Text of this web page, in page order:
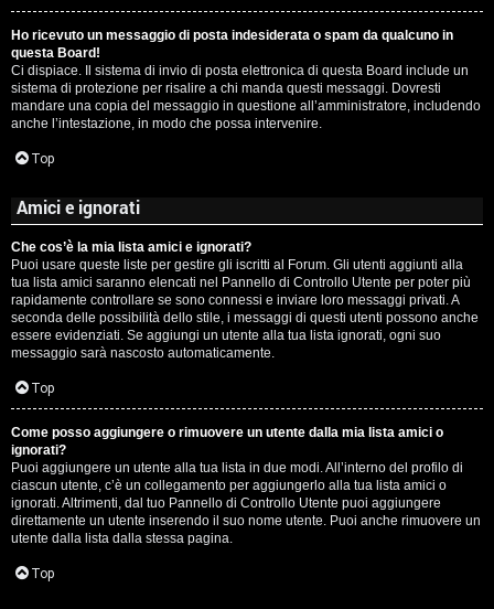
Ho ricevuto un messaggio di posta indesiderata o spam da qualcuno in
questa Board!
Ci dispiace. Il sistema di invio di posta elettronica di questa Board include un
sistema di protezione per risalire a chi manda questi messaggi. Dovresti
mandare una copia del messaggio in questione all’amministratore, includendo
anche l’intestazione, in modo che possa intervenire.
Top
Amici e ignorati
Che cos’è la mia lista amici e ignorati?
Puoi usare queste liste per gestire gli iscritti al Forum. Gli utenti aggiunti alla
tua lista amici saranno elencati nel Pannello di Controllo Utente per poter più
rapidamente controllare se sono connessi e inviare loro messaggi privati. A
seconda delle possibilità dello stile, i messaggi di questi utenti possono anche
essere evidenziati. Se aggiungi un utente alla tua lista ignorati, ogni suo
messaggio sarà nascosto automaticamente.
Top
Come posso aggiungere o rimuovere un utente dalla mia lista amici o
ignorati?
Puoi aggiungere un utente alla tua lista in due modi. All’interno del profilo di
ciascun utente, c’è un collegamento per aggiungerlo alla tua lista amici o
ignorati. Altrimenti, dal tuo Pannello di Controllo Utente puoi aggiungere
direttamente un utente inserendo il suo nome utente. Puoi anche rimuovere un
utente dalla lista dalla stessa pagina.
Top